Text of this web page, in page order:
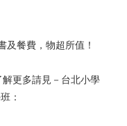
餐費，物超所值！
更多請見－台北小學
：